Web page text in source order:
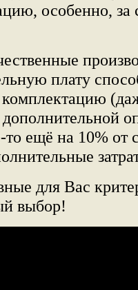
особенно, за
плату
дополнительной
то ещё на 10% от
для Вас
выбор!